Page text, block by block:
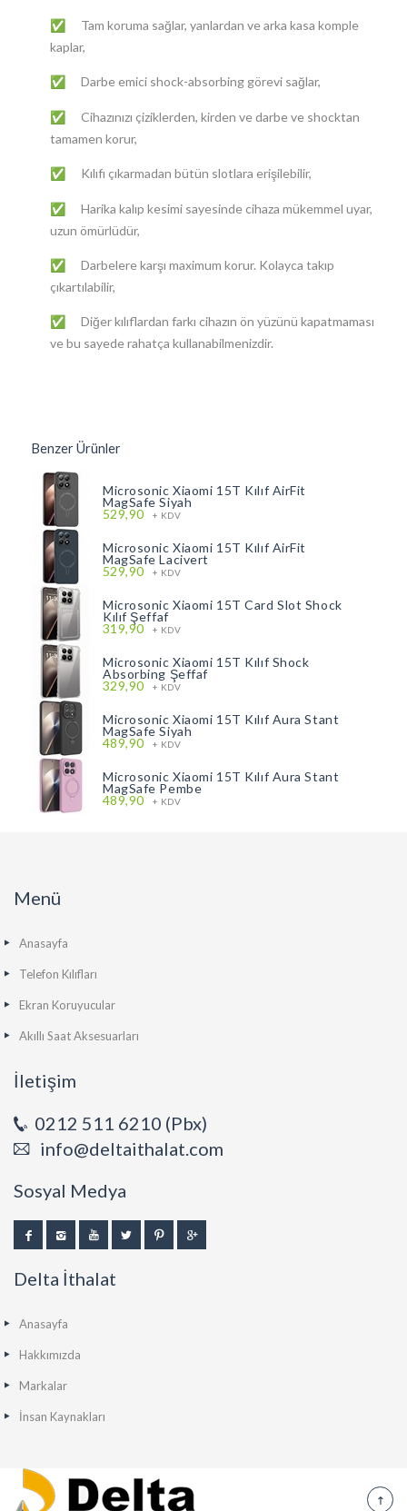
✅ Tam koruma sağlar, yanlardan ve arka kasa komple
kaplar,
✅ Darbe emici shock-absorbing görevi sağlar,
✅ Cihazınızı çiziklerden, kirden ve darbe ve shocktan
tamamen korur,
✅ Kılıfı çıkarmadan bütün slotlara erişilebilir,
✅ Harika kalıp kesimi sayesinde cihaza mükemmel uyar,
uzun ömürlüdür,
✅ Darbelere karşı maximum korur. Kolayca takıp
çıkartılabilir,
✅ Diğer kılıflardan farkı cihazın ön yüzünü kapatmaması
ve bu sayede rahatça kullanabilmenizdir.
Benzer Ürünler
Microsonic Xiaomi 15T Kılıf AirFit
MagSafe Siyah
529,90 + KDV
Microsonic Xiaomi 15T Kılıf AirFit
MagSafe Lacivert
529,90 + KDV
Microsonic Xiaomi 15T Card Slot Shock
Kılıf Şeffaf
319,90 + KDV
Microsonic Xiaomi 15T Kılıf Shock
Absorbing Şeffaf
329,90 + KDV
Microsonic Xiaomi 15T Kılıf Aura Stant
MagSafe Siyah
489,90 + KDV
Microsonic Xiaomi 15T Kılıf Aura Stant
MagSafe Pembe
489,90 + KDV
Menü
Anasayfa
Telefon Kılıfları
Ekran Koruyucular
Akıllı Saat Aksesuarları
İletişim
0212 511 6210 (Pbx)
info@deltaithalat.com
Sosyal Medya
Delta İthalat
Anasayfa
Hakkımızda
Markalar
İnsan Kaynakları